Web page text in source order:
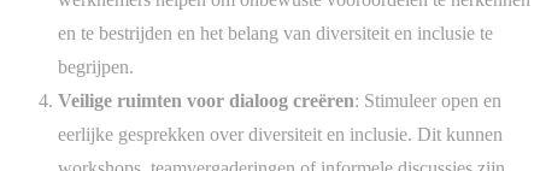
en te bestrijden en het belang van diversiteit en inclusie te
begrijpen.
Veilige ruimten voor dialoog creëren: Stimuleer open en
eerlijke gesprekken over diversiteit en inclusie. Dit kunnen